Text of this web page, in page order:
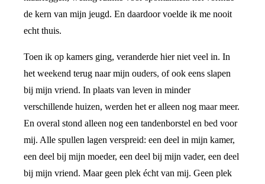
de kern van mijn jeugd. En daardoor voelde ik me nooit
echt thuis.
Toen ik op kamers ging, veranderde hier niet veel in. In
het weekend terug naar mijn ouders, of ook eens slapen
bij mijn vriend. In plaats van leven in minder
verschillende huizen, werden het er alleen nog maar meer.
En overal stond alleen nog een tandenborstel en bed voor
mij. Alle spullen lagen verspreid: een deel in mijn kamer,
een deel bij mijn moeder, een deel bij mijn vader, een deel
bij mijn vriend. Maar geen plek écht van mij. Geen plek